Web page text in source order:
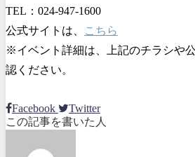
TEL：024-947-1600
公式サイトは、
こちら
※イベント詳細は、上記のチラシや
認ください。
Facebook
Twitter
この記事を書いた人